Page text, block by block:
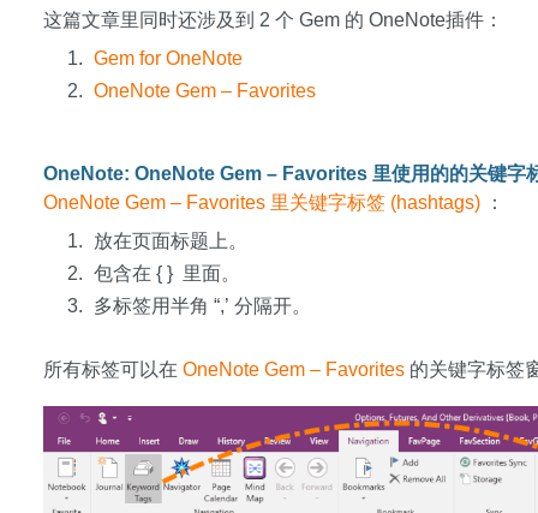
这篇文章里同时还涉及到 2 个 Gem 的 OneNote插件：
Gem for OneNote
OneNote Gem – Favorites
OneNote: OneNote Gem – Favorites 里使用的的关键字
OneNote Gem – Favorites 里关键字标签 (hashtags)
：
放在页面标题上。
包含在 { } 里面。
多标签用半角 “,’ 分隔开。
所有标签可以在 OneNote Gem – Favorites 的关键字标签